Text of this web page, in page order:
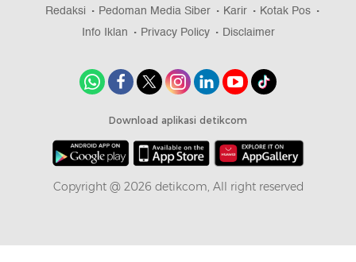
Redaksi Pedoman Media Siber Karir
Kotak Pos
Info Iklan
Privacy Policy Disclaimer
Download aplikasi detikcom
Copyright @ 2026 detikcom, All right reserved